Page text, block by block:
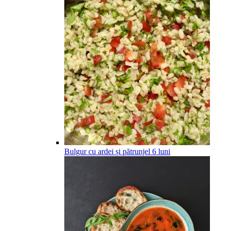
Bulgur cu ardei și pătrunjel 6 luni